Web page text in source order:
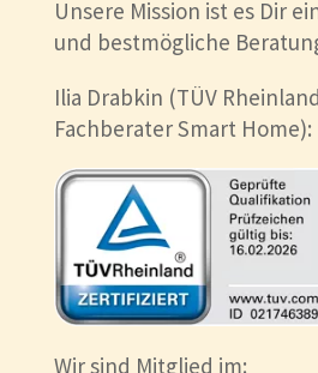
Unsere Mission ist es Dir
und bestmögliche
Ilia Drabkin (TÜV
Fachberater Smart Home):
Wir sind Mitglied im: